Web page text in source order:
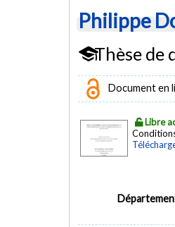
Philippe
Thèse de
Document en
Libre